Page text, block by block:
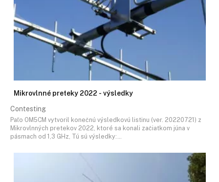
Mikrovlnné preteky 2022 - výsledky
Contesting
Paľo OM5CM vytvoril konečnú výsledkovú listinu (ver. 20220721) z
Mikrovlnných pretekov 2022, ktoré sa konali začiatkom júna v
pásmach od 1,3 GHz, Tú sú výsledky:…